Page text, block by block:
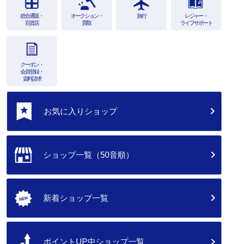
総合通販・
百貨店
オークション・
買取
旅行
レジャー・
ライフサポート
クーポン・
会員登録・
資料請求
お気に入りショップ
ショップ一覧（50音順）
新着ショップ一覧
ポイントUP中ショップ一覧